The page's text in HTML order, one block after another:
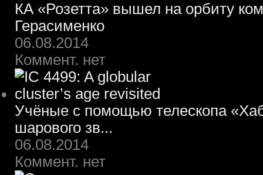
КА «Розетта» вышел на орбиту
Герасименко
06.08.2014
Коммент. нет
Учёные с помощью телескопа
шарового зв...
06.08.2014
Коммент. нет